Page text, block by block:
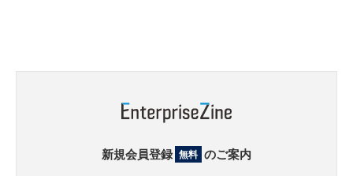
新規会員登録 無料 のご案内